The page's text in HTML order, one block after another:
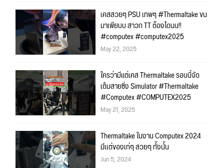
เคสสวยๆ PSU เทพๆ #Thermaltake ขน
มาเพียบบ สาวก TT ต้องโดนน!!
#computex #computex2025
May 22, 2025
ใครว่ามีแต่เคส Thermaltake รอบนี้จัด
เต็มสายซิ่ง Simulator #Thermaltake
#Computex #COMPUTEX2025
May 21, 2025
Thermaltake ในงาน Computex 2024
มีเเต่ของเท่ๆ สวยๆ ทั้งนั้น
Jun 5, 2024